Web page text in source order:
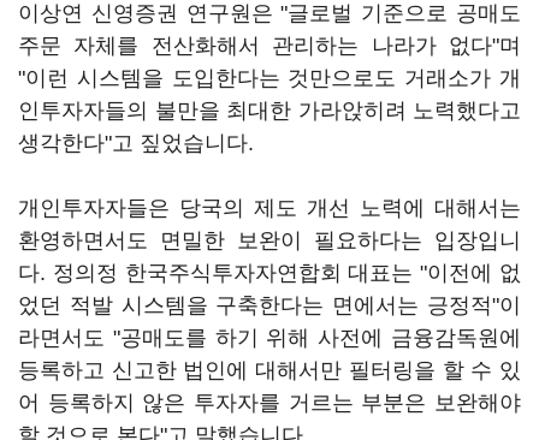
이상연 신영증권 연구원은 "글로벌 기준으로 공매도
주문 자체를 전산화해서 관리하는 나라가 없다"며
"이런 시스템을 도입한다는 것만으로도 거래소가 개
인투자자들의 불만을 최대한 가라앉히려 노력했다고
생각한다"고 짚었습니다.
개인투자자들은 당국의 제도 개선 노력에 대해서는
환영하면서도 면밀한 보완이 필요하다는 입장입니
다. 정의정 한국주식투자자연합회 대표는 "이전에 없
었던 적발 시스템을 구축한다는 면에서는 긍정적"이
라면서도 "공매도를 하기 위해 사전에 금융감독원에
등록하고 신고한 법인에 대해서만 필터링을 할 수 있
어 등록하지 않은 투자자를 거르는 부분은 보완해야
할 것으로 본다"고 말했습니다.